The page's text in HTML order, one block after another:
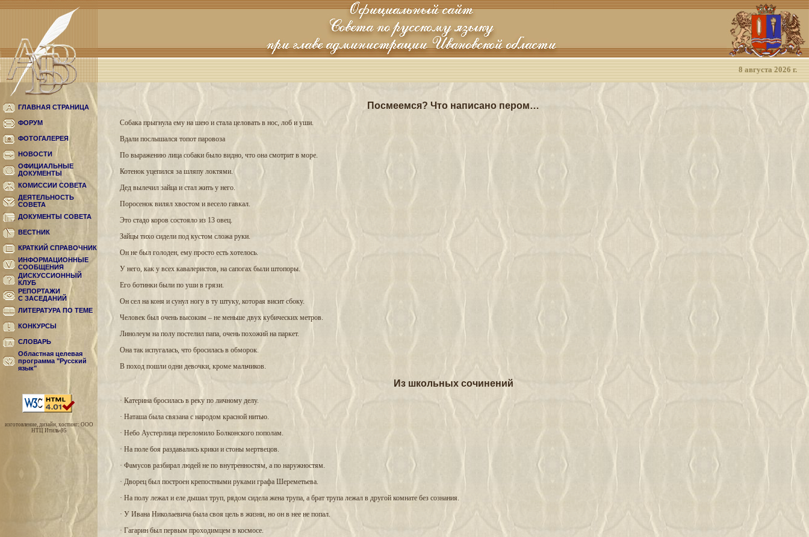
8 августа 2026 г.
ГЛАВНАЯ СТРАНИЦА
ФОРУМ
ФОТОГАЛЕРЕЯ
НОВОСТИ
ОФИЦИАЛЬНЫЕ
ДОКУМЕНТЫ
КОМИССИИ СОВЕТА
ДЕЯТЕЛЬНОСТЬ
СОВЕТА
ДОКУМЕНТЫ СОВЕТА
ВЕСТНИК
КРАТКИЙ СПРАВОЧНИК
ИНФОРМАЦИОННЫЕ
СООБЩЕНИЯ
ДИСКУССИОННЫЙ
КЛУБ
РЕПОРТАЖИ
С ЗАСЕДАНИЙ
ЛИТЕРАТУРА ПО ТЕМЕ
КОНКУРСЫ
СЛОВАРЬ
Областная целевая
программа "Русский
язык"
изготовление, дизайн, хостинг: ООО
НТЦ Итиль-95
Посмеемся? Что написано пером…
Собака прыгнула ему на шею и стала целовать в нос, лоб и уши.
Вдали послышался топот паровоза
По выражению лица собаки было видно, что она смотрит в море.
Котенок уцепился за шляпу локтями.
Дед вылечил зайца и стал жить у него.
Поросенок вилял хвостом и весело гавкал.
Это стадо коров состояло из 13 овец.
Зайцы тихо сидели под кустом сложа руки.
Он не был голоден, ему просто есть хотелось.
У него, как у всех кавалеристов, на сапогах были штопоры.
Его ботинки были по уши в грязи.
Он сел на коня и сунул ногу в ту штуку, которая висит сбоку.
Человек был очень высоким – не меньше двух кубических метров.
Линолеум на полу постелил папа, очень похожий на паркет.
Она так испугалась, что бросилась в обморок.
В поход пошли одни девочки, кроме мальчиков.
Из школьных сочинений
· Катерина бросилась в реку по личному делу.
· Наташа была связана с народом красной нитью.
· Небо Аустерлица переломило Болконского пополам.
· На поле боя раздавались крики и стоны мертвецов.
· Фамусов разбирал людей не по внутренностям, а по наружностям.
· Дворец был построен крепостными руками графа Шереметьева.
· На полу лежал и еле дышал труп, рядом сидела жена трупа, а брат трупа лежал в другой комнате без сознания.
· У Ивана Николаевича была своя цель в жизни, но он в нее не попал.
· Гагарин был первым проходимцем в космосе.